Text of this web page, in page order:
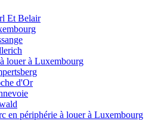
Et Belair
louer à Luxembourg
d'Or
en périphérie à louer à Luxembourg